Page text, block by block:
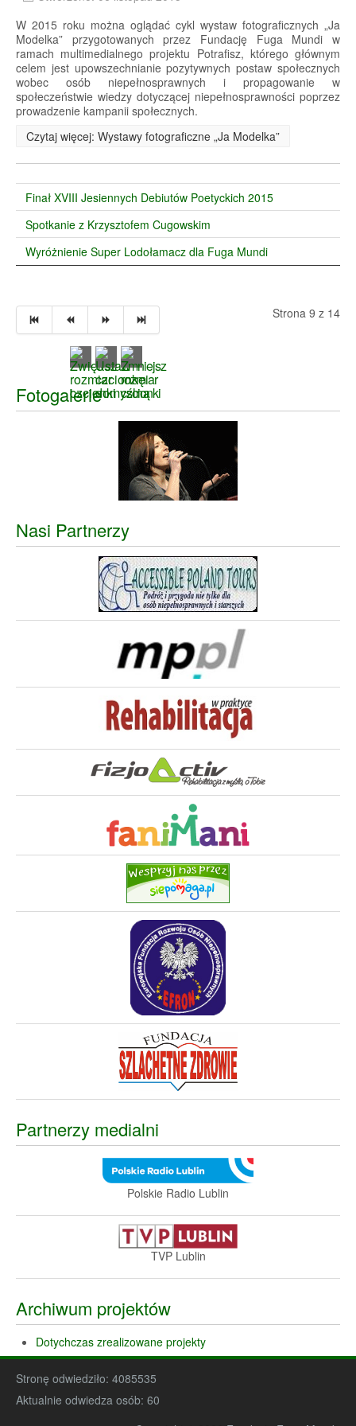
W 2015 roku można oglądać cykl wystaw fotograficznych „Ja
Modelka” przygotowanych przez Fundację Fuga Mundi w
ramach multimedialnego projektu Potrafisz, którego głównym
celem jest upowszechnianie pozytywnych postaw społecznych
wobec osób niepełnosprawnych i propagowanie w
społeczeństwie wiedzy dotyczącej niepełnosprawności poprzez
prowadzenie kampanii społecznych.
Czytaj więcej: Wystawy fotograficzne „Ja Modelka”
Finał XVIII Jesiennych Debiutów Poetyckich 2015
Spotkanie z Krzysztofem Cugowskim
Wyróżnienie Super Lodołamacz dla Fuga Mundi
Strona 9 z 14
Fotogalerie
Nasi Partnerzy
Partnerzy medialni
Polskie Radio Lublin
TVP Lublin
Archiwum projektów
Dotychczas zrealizowane projekty
Stronę odwiedziło: 4085535
Aktualnie odwiedza osób: 60